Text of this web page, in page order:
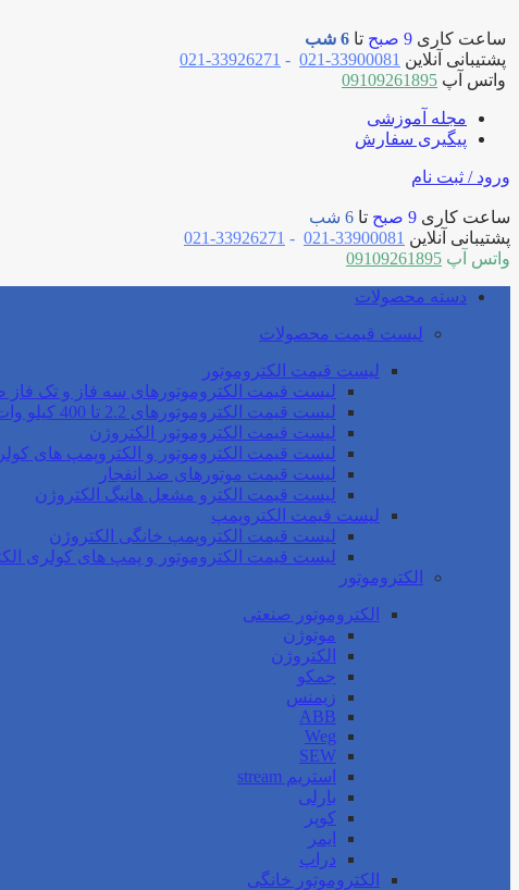
ساعت کاری 9 صبح تا 6 شب
پشتیبانی آنلاین 33900081-021
-
33926271-021
واتس آپ 09109261895
مجله آموزشی
پیگیری سفارش
ورود / ثبت نام
ساعت کاری 9 صبح تا 6 شب
پشتیبانی آنلاین 33900081-021
-
33926271-021
واتس آپ 09109261895
دسته محصولات
لیست قیمت محصولات
لیست قیمت الکتروموتور
لیست قیمت الکتروموتورهای سه فاز و تک فاز
لیست قیمت الکتروموتورهای 2.2 تا 400 کیلو وات موتوژن
لیست قیمت الکتروموتور الکتروژن
لیست قیمت الکتروموتور و الکتروپمپ های
لیست قیمت موتورهای ضد انفجار
لیست قیمت الکترو مشعل هانیگ الکتروژن
لیست قیمت الکتروپمپ
لیست قیمت الکتروپمپ خانگی الکتروژن
لیست قیمت الکتروموتور و پمپ های کولری
الکتروموتور
الکتروموتور صنعتی
موتوژن
الکتروژن
جمکو
زیمنس
ABB
Weg
SEW
استریم stream
بارلی
کوپر
ایمر
دراپ
الکتروموتور خانگی